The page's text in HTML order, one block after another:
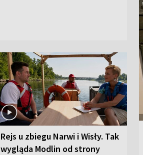
Rejs u zbiegu Narwi i Wisły. Tak
wygląda Modlin od strony